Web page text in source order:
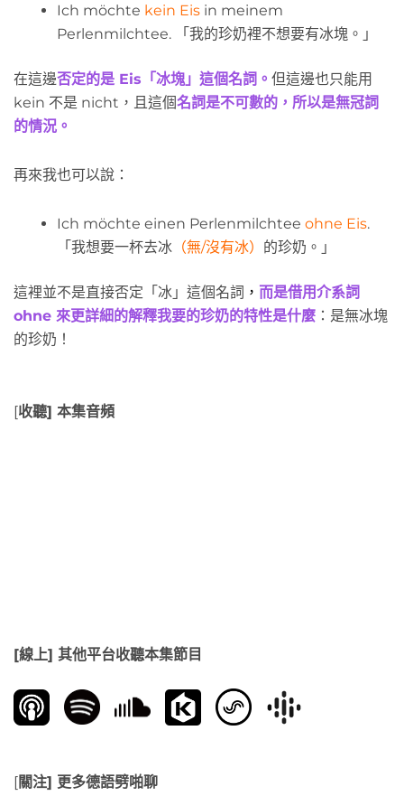
Ich möchte kein Eis in meinem
Perlenmilchtee. 「我的珍奶裡不想要有冰塊。」
在這邊否定的是 Eis「冰塊」這個名詞。 但這邊也只能用
kein 不是 nicht，且這個名詞是不可數的，所以是無冠詞
的情況。
再來我也可以說：
Ich möchte einen Perlenmilchtee ohne Eis.
「我想要一杯去冰 （無/沒有冰） 的珍奶。」
這裡並不是直接否定「冰」這個名詞 ， 而是借用介系詞
ohne 來更詳細的解釋我要的珍奶的特性是什麼 ：是無冰塊
的珍奶！
[收聽] 本集音頻
[線上] 其他平台收聽本集節目
[關注] 更多德語劈啪聊